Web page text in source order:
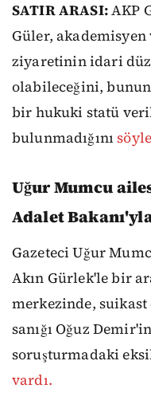
SATIR ARASI:AKP
Güler,
ziyaretinin idari
olabileceğini,
bir hukuki statü
bulunmadığını
Uğur Mumcu
Adalet
Gazeteci Uğur
Akın Gürlek'le bir
merkezinde, suikast
sanığı Oğuz
soruşturmadaki
vardı.